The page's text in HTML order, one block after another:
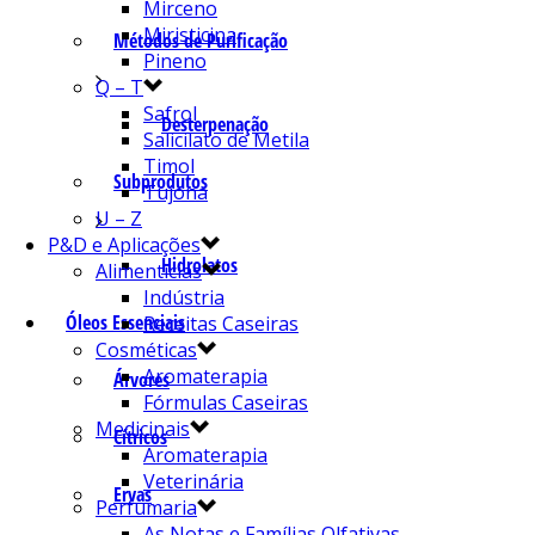
Métodos de Purificação
Desterpenação
Subprodutos
Hidrolatos
Óleos Essenciais
Árvores
Cítricos
Ervas
Mirceno
Miristicina
Pineno
Q – T
Safrol
Salicilato de Metila
Timol
Tujona
U – Z
P&D e Aplicações
Alimentícias
Indústria
Receitas Caseiras
Cosméticas
Aromaterapia
Fórmulas Caseiras
Medicinais
Aromaterapia
Veterinária
Perfumaria